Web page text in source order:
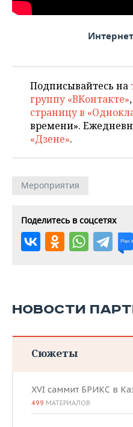
ХОККЕЙ С МЯЧОМ
ПРОИСШЕСТВИЯ
Подписывайтесь на
группу «ВКонтакте»,
страницу в
времени».
«Дзене».
Мероприятия
Поделитесь в соцсетях
НОВОСТИ
Сюжеты
XVI саммит БРИКС в
499 МАТЕРИАЛОВ